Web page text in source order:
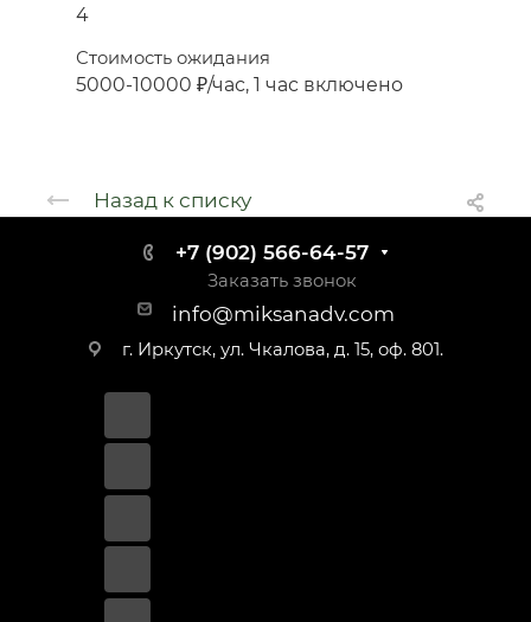
4
Стоимость ожидания
5000-10000 ₽/час, 1 час включено
Назад к списку
+7 (902) 566-64-57
Заказать звонок
info@miksanadv.com
г. Иркутск, ул. Чкалова, д. 15, оф. 801.